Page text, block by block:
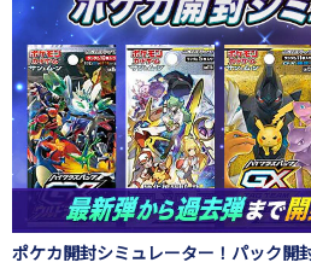
ポケカ開封シミュレーター！パック開